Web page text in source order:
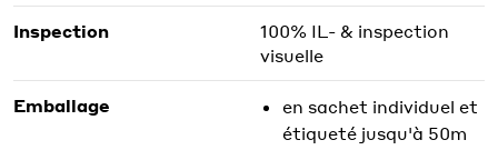
Inspection
100% IL- & inspection
visuelle
Emballage
en sachet individuel et
étiqueté jusqu'à 50m